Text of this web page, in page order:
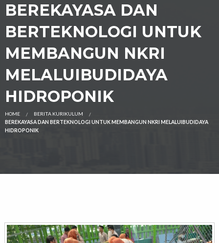
BEREKAYASA DAN
BERTEKNOLOGI UNTUK
MEMBANGUN NKRI
MELALUIBUDIDAYA
HIDROPONIK
HOME
BERITA KURIKULUM
BEREKAYASA DAN BERTEKNOLOGI UNTUK MEMBANGUN NKRI MELALUIBUDIDAYA
HIDROPONIK